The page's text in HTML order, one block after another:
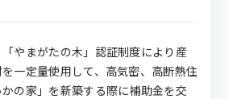
やまがたの木」認証制度により産
一定量使用して、高気密、高断熱住
の家」を新築する際に補助金を交